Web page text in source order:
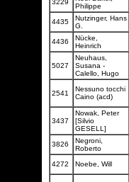
3229
Philippe
4435
Nutzinger, Hans
G.
4436
Nücke,
Heinrich
5027
Neuhaus,
Susana -
Calello, Hugo
2541
Nessuno tocchi
Caino (acd)
3437
Nowak, Peter
[Silvio
GESELL]
3826
Negroni,
Roberto
4272 Noebe, Will